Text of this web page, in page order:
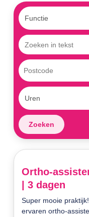
Ortho-
| 3 dagen
Super mooie
ervaren ortho-